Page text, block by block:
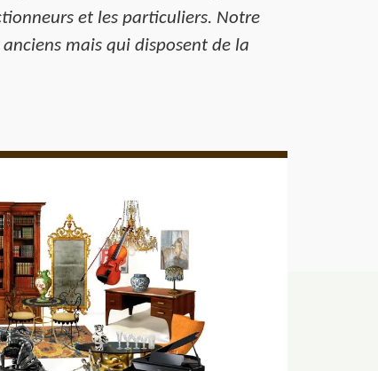
et les particuliers. Notre
mais qui disposent de la